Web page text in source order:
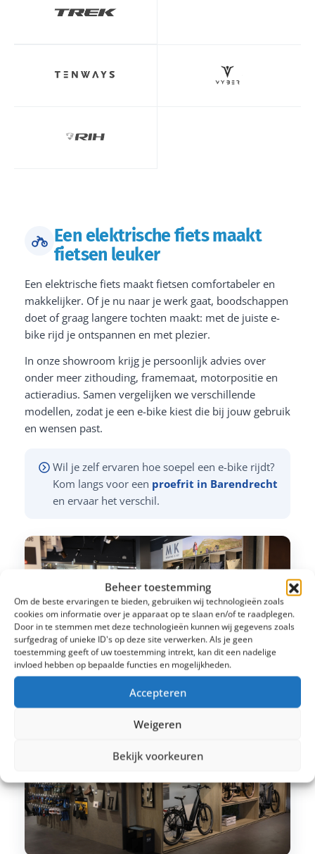
Beheer toestemming
Om de beste ervaringen te bieden, gebruiken wij technologieën zoals
cookies om informatie over je apparaat op te slaan en/of te raadplegen.
Door in te stemmen met deze technologieën kunnen wij gegevens zoals
surfgedrag of unieke ID's op deze site verwerken. Als je geen
toestemming geeft of uw toestemming intrekt, kan dit een nadelige
invloed hebben op bepaalde functies en mogelijkheden.
Accepteren
Weigeren
Bekijk voorkeuren
Een elektrische fiets maakt
fietsen leuker
Een elektrische fiets maakt fietsen comfortabeler en
makkelijker. Of je nu naar je werk gaat, boodschappen
doet of graag langere tochten maakt: met de juiste e-
bike rijd je ontspannen en met plezier.
In onze showroom krijg je persoonlijk advies over
onder meer zithouding, framemaat, motorpositie en
actieradius. Samen vergelijken we verschillende
modellen, zodat je een e-bike kiest die bij jouw gebruik
en wensen past.
Wil je zelf ervaren hoe soepel een e-bike rijdt?
Kom langs voor een proefrit in Barendrecht
en ervaar het verschil.